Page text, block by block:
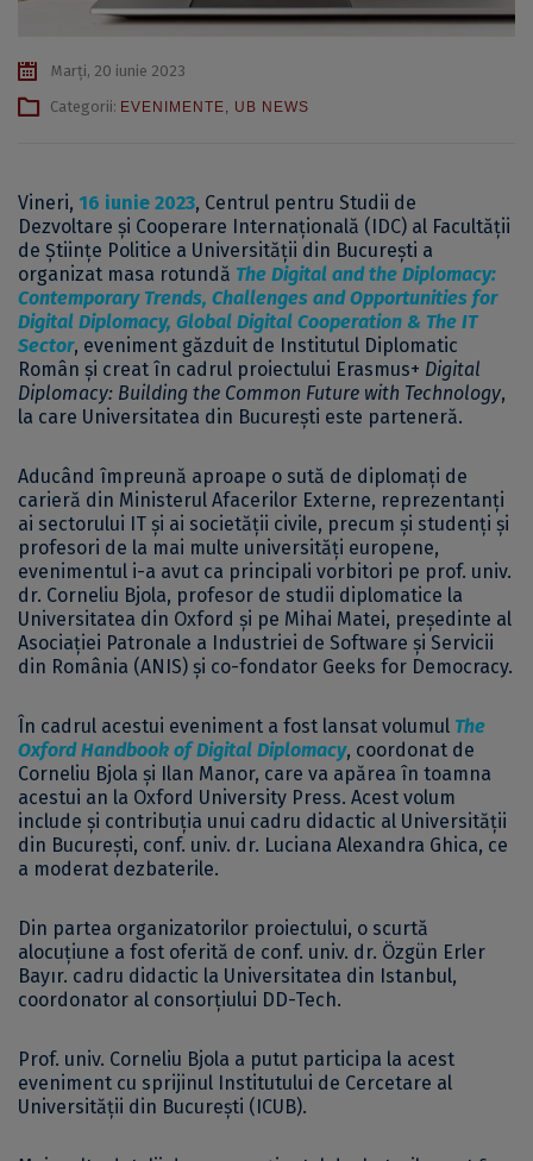
Marți, 20 iunie 2023
Categorii: EVENIMENTE, UB NEWS
Vineri, 16 iunie 2023, Centrul pentru Studii de
Dezvoltare și Cooperare Internațională (IDC) al Facultății
de Științe Politice a Universității din București a
organizat masa rotundă The Digital and the Diplomacy:
Contemporary Trends, Challenges and Opportunities for
Digital Diplomacy, Global Digital Cooperation & The IT
Sector, eveniment găzduit de Institutul Diplomatic
Român și creat în cadrul proiectului Erasmus+ Digital
Diplomacy: Building the Common Future with Technology,
la care Universitatea din București este parteneră.
Aducând împreună aproape o sută de diplomați de
carieră din Ministerul Afacerilor Externe, reprezentanți
ai sectorului IT și ai societății civile, precum și studenți și
profesori de la mai multe universități europene,
evenimentul i-a avut ca principali vorbitori pe prof. univ.
dr. Corneliu Bjola, profesor de studii diplomatice la
Universitatea din Oxford și pe Mihai Matei, președinte al
Asociației Patronale a Industriei de Software și Servicii
din România (ANIS) și co-fondator Geeks for Democracy.
În cadrul acestui eveniment a fost lansat volumul The
Oxford Handbook of Digital Diplomacy, coordonat de
Corneliu Bjola și Ilan Manor, care va apărea în toamna
acestui an la Oxford University Press. Acest volum
include și contribuția unui cadru didactic al Universității
din București, conf. univ. dr. Luciana Alexandra Ghica, ce
a moderat dezbaterile.
Din partea organizatorilor proiectului, o scurtă
alocuțiune a fost oferită de conf. univ. dr. Özgün Erler
Bayır. cadru didactic la Universitatea din Istanbul,
coordonator al consorțiului DD-Tech.
Prof. univ. Corneliu Bjola a putut participa la acest
eveniment cu sprijinul Institutului de Cercetare al
Universităţii din București (ICUB).